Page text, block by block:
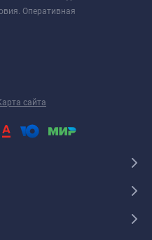
Оперативная
сайта